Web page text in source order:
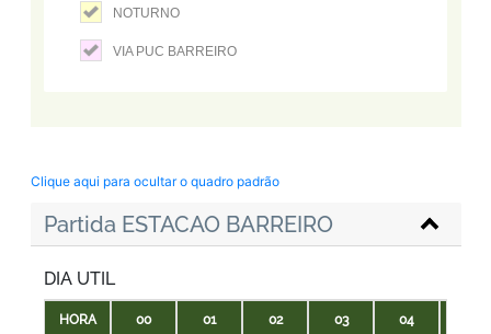
NOTURNO
VIA PUC BARREIRO
Clique aqui para ocultar o quadro padrão
Partida ESTACAO BARREIRO
DIA UTIL
HORA 00 01 02 03 04